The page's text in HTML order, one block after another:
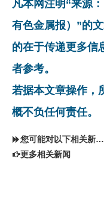
凡本网注明“来源
有色金属报）”的
的在于传递更多信
者参考。
若据本文章操作，
概不负任何责任。
您可能对以下相关新闻同样感兴趣
更多相关新闻